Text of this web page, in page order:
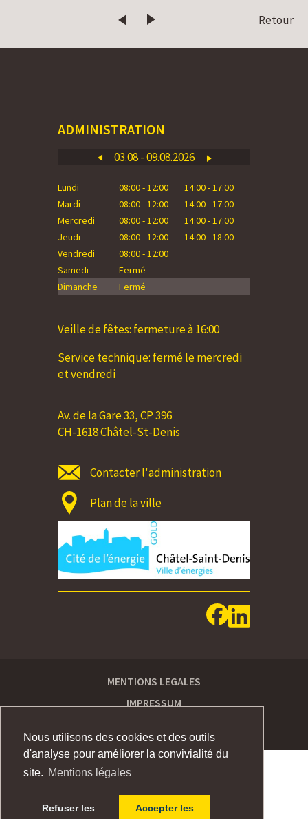
Nous utilisons des cookies et des outils
d'analyse pour améliorer la convivialité du
site. Mentions légales
Refuser les Accepter les
Retour
ADMINISTRATION
03.08 - 09.08.2026
Lundi 08:00 - 12:00
14:00 - 17:00
Mardi
08:00 - 12:00
14:00 - 17:00
Mercredi
08:00 - 12:00
14:00 - 17:00
Jeudi
08:00 - 12:00
14:00 - 18:00
Vendredi
08:00 - 12:00
Samedi
Fermé
Dimanche
Fermé
Veille de fêtes: fermeture à 16:00
Service technique: fermé le mercredi
et vendredi
Av. de la Gare 33, CP 396
CH-1618 Châtel-St-Denis
Contacter l'administration
Plan de la ville
MENTIONS LEGALES
IMPRESSUM